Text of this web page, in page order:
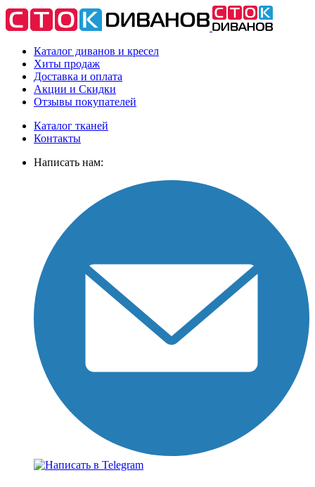
Каталог диванов и кресел
Хиты продаж
Доставка и оплата
Акции и Скидки
Отзывы покупателей
Каталог тканей
Контакты
Написать нам: